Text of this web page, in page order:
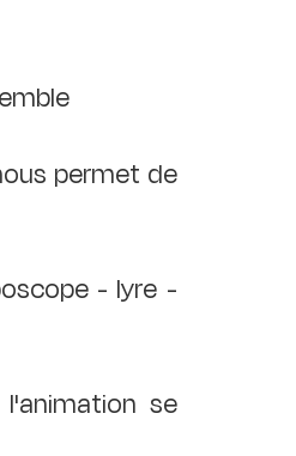
permet de
- lyre -
se